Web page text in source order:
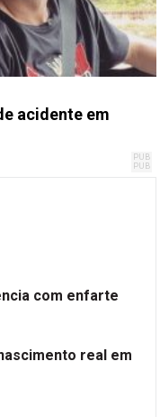
acidente em
com enfarte
real em